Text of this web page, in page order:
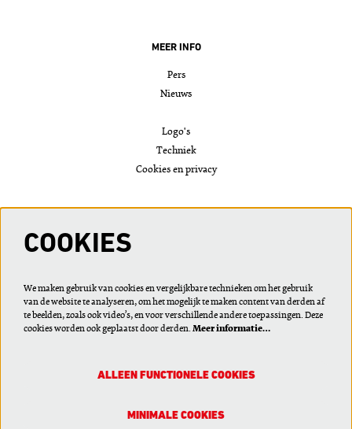
MEER INFO
Pers
Nieuws
Logo's
Techniek
Cookies en privacy
Meld je aan voor de nieuwsbrief of wijzig je voorkeuren
AANMELDEN
COOKIES
We maken gebruik van cookies en vergelijkbare technieken om het gebruik
van de website te analyseren, om het mogelijk te maken content van derden af
te beelden, zoals ook video’s, en voor verschillende andere toepassingen. Deze
cookies worden ook geplaatst door derden. Meer informatie…
ALLEEN FUNCTIONELE COOKIES
MINIMALE COOKIES